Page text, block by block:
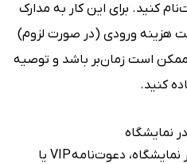
کنید. برای این کار به مدارک
هزینه ورودی (در صورت لزوم)
است زمان‌بر باشد و توصیه
کنید.
نمایشگاه
برخی شرکت‌های شرکت‌کننده در نمایشگاه، دعوت‌نامه VIP یا